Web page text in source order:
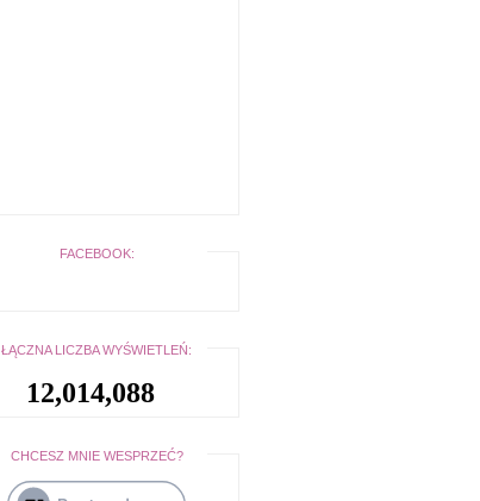
FACEBOOK:
ŁĄCZNA LICZBA WYŚWIETLEŃ:
12,014,088
CHCESZ MNIE WESPRZEĆ?